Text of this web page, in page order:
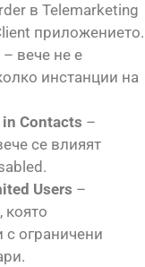
в Telemarketing
приложението.
– вече не е
инстанции на
Contacts –
се влияят
Users –
която
с ограничени